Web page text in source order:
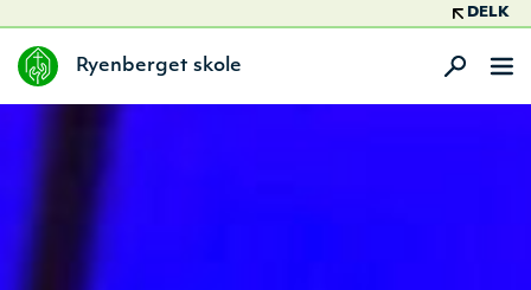
DELK
Ryenberget skole